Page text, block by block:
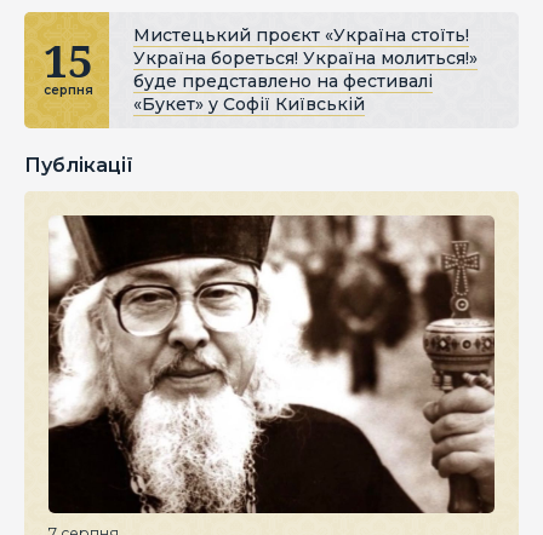
15
серпня
Мистецький проєкт «Україна стоїть!
Україна бореться! Україна молиться!»
буде представлено на фестивалі
«Букет» у Софії Київській
Публікації